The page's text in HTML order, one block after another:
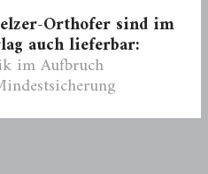
Orthofer sind im
auch lieferbar:
im Aufbruch